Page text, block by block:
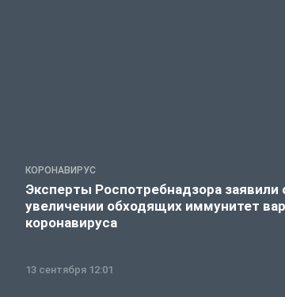
КОРОНАВИРУС
Эксперты Роспотребнадзора заявили
увеличении обходящих иммунитет
коронавируса
13 сентября 12:01